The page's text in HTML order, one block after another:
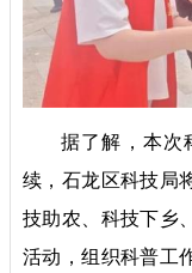
据了解，本次
续，石龙区科技局
技助农、科技下乡
活动，组织科普工